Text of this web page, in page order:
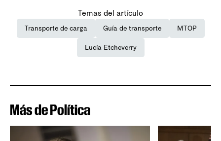
Temas del artículo
Transporte de carga Guía de transporte MTOP
Lucía Etcheverry
Más de Política